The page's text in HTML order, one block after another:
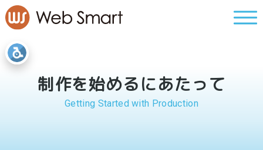
制作を始めるにあたって
Getting Started with Production